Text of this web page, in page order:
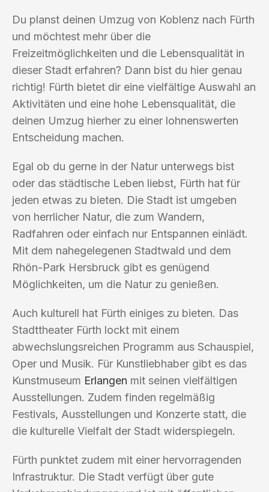
Du planst deinen Umzug von Koblenz nach Fürth
und möchtest mehr über die
Freizeitmöglichkeiten und die Lebensqualität in
dieser Stadt erfahren? Dann bist du hier genau
richtig! Fürth bietet dir eine vielfältige Auswahl an
Aktivitäten und eine hohe Lebensqualität, die
deinen Umzug hierher zu einer lohnenswerten
Entscheidung machen.
Egal ob du gerne in der Natur unterwegs bist
oder das städtische Leben liebst, Fürth hat für
jeden etwas zu bieten. Die Stadt ist umgeben
von herrlicher Natur, die zum Wandern,
Radfahren oder einfach nur Entspannen einlädt.
Mit dem nahegelegenen Stadtwald und dem
Rhön-Park Hersbruck gibt es genügend
Möglichkeiten, um die Natur zu genießen.
Auch kulturell hat Fürth einiges zu bieten. Das
Stadttheater Fürth lockt mit einem
abwechslungsreichen Programm aus Schauspiel,
Oper und Musik. Für Kunstliebhaber gibt es das
Kunstmuseum Erlangen mit seinen vielfältigen
Ausstellungen. Zudem finden regelmäßig
Festivals, Ausstellungen und Konzerte statt, die
die kulturelle Vielfalt der Stadt widerspiegeln.
Fürth punktet zudem mit einer hervorragenden
Infrastruktur. Die Stadt verfügt über gute